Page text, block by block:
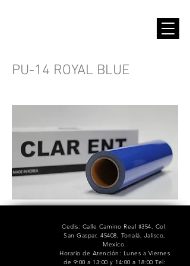
PU-14 ROYAL BLUE
Cedis: Calle Camino Real #354, Col.
San Gaspar, 45408, Tonalá, Jalisco,
Mexico.
Horario de Atención: Lunes a Viernes
de 9:00 a 13:00 y 14:00 a 18:00 Tel: